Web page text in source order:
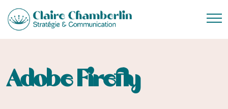
Adobe Firefly